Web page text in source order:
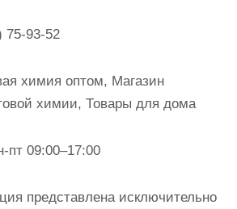
75-93-52
химия оптом, Магазин
химии, Товары для дома
пт 09:00–17:00
представлена исключительно